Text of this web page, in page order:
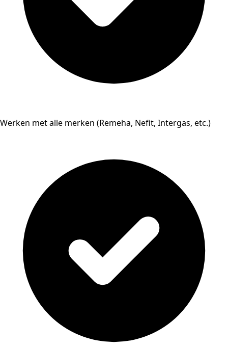
Werken met alle merken (Remeha, Nefit, Intergas, etc.)